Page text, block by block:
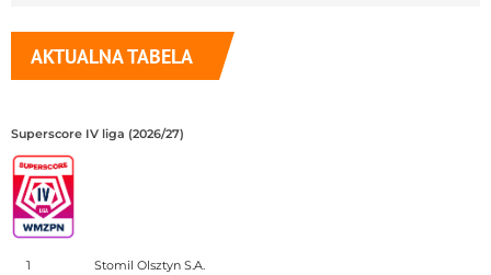
AKTUALNA TABELA
Superscore IV liga (2026/27)
1
Stomil Olsztyn S.A.